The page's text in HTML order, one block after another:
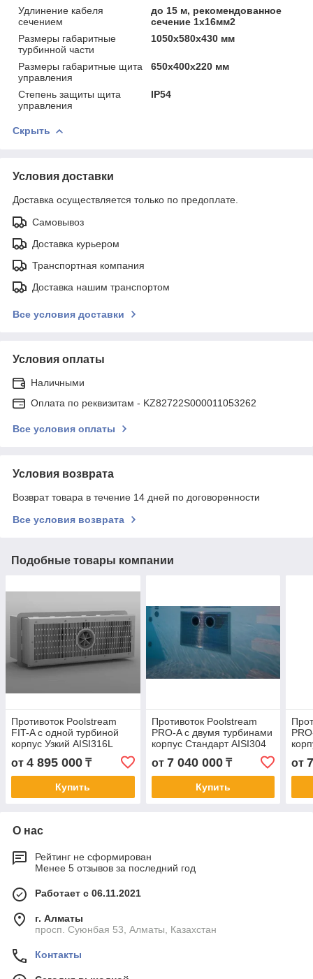
Удлинение кабеля
сечением
до 15 м, рекомендованное
сечение 1х16мм2
Размеры габаритные
турбинной части
1050х580х430 мм
Размеры габаритные щита
управления
650х400х220 мм
Степень защиты щита
управления
IP54
Скрыть
Условия доставки
Доставка осуществляется только по предоплате.
Самовывоз
Доставка курьером
Транспортная компания
Доставка нашим транспортом
Все условия доставки
Условия оплаты
Наличными
Оплата по реквизитам - KZ82722S000011053262
Все условия оплаты
Условия возврата
Возврат товара в течение 14 дней по договоренности
Все условия возврата
Подобные товары компании
Противоток Poolstream
FIT-A с одной турбиной
корпус Узкий AISI316L
размеры 1000х360х430мм
от 4 895 000 ₸
Купить
Противоток Poolstream
PRO-A с двумя турбинами
корпус Стандарт AISI304
размеры 1050х580х430мм
от 7 040 000₸
Купить
от
О нас
Рейтинг не сформирован
Менее 5 отзывов за последний год
Работает с 06.11.2021
г. Алматы
просп. Суюнбая 53, Алматы, Казахстан
Контакты